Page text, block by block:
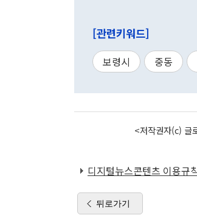
[관련키워드]
보령시 중동
<저작권자(c) 글
디지털뉴스콘텐츠 이용규
뒤로가기